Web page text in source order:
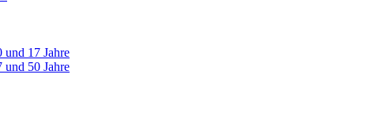
und 17 Jahre
und 50 Jahre